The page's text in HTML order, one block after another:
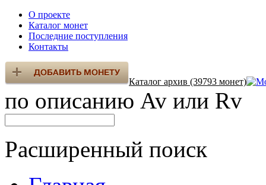
О проекте
Каталог монет
Последние поступления
Контакты
Каталог архив (39793 монет)
по описанию Av или Rv
Расширенный поиск